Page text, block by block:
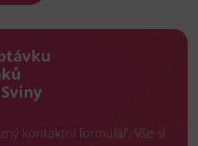
kontaktní formulář. Vše si